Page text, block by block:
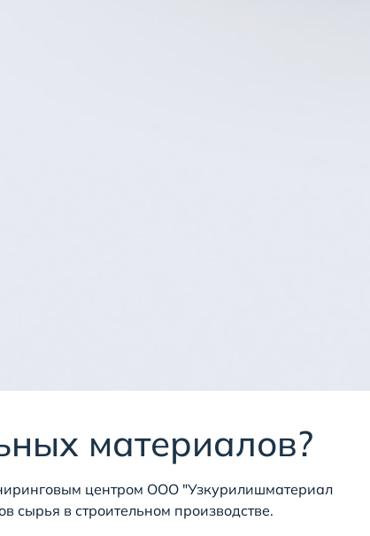
материалов?
центром ООО "Узкурилишматериал
в строительном производстве.